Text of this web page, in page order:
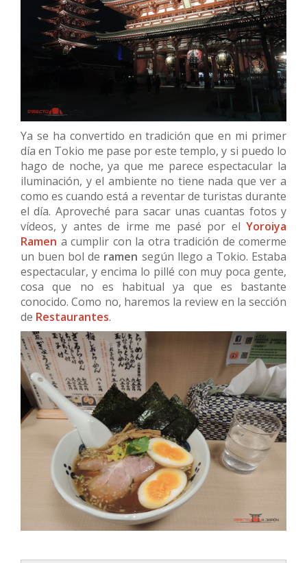
Ya se ha convertido en tradición que en mi primer
día en Tokio me pase por este templo, y si puedo lo
hago de noche, ya que me parece espectacular la
iluminación, y el ambiente no tiene nada que ver a
como es cuando está a reventar de turistas durante
el día. Aproveché para sacar unas cuantas fotos y
vídeos, y antes de irme me pasé por el Yoroiya
Ramen a cumplir con la otra tradición de comerme
un buen bol de ramen según llego a Tokio. Estaba
espectacular, y encima lo pillé con muy poca gente,
cosa que no es habitual ya que es bastante
conocido. Como no, haremos la review en la sección
de Restaurantes.